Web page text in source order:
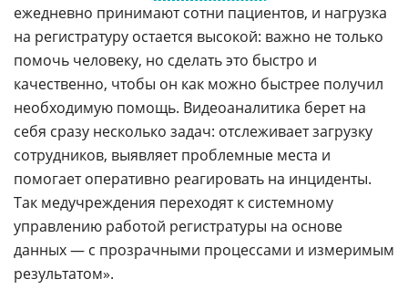
ежедневно принимают сотни пациентов, и нагрузка
на регистратуру остается высокой: важно не только
помочь человеку, но сделать это быстро и
качественно, чтобы он как можно быстрее получил
необходимую помощь. Видеоаналитика берет на
себя сразу несколько задач: отслеживает загрузку
сотрудников, выявляет проблемные места и
помогает оперативно реагировать на инциденты.
Так медучреждения переходят к системному
управлению работой регистратуры на основе
данных — с прозрачными процессами и измеримым
результатом».